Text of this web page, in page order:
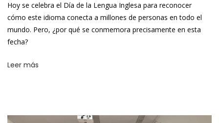
Hoy se celebra el Día de la Lengua Inglesa para reconocer
cómo este idioma conecta a millones de personas en todo el
mundo. Pero, ¿por qué se conmemora precisamente en esta
fecha?
Leer más